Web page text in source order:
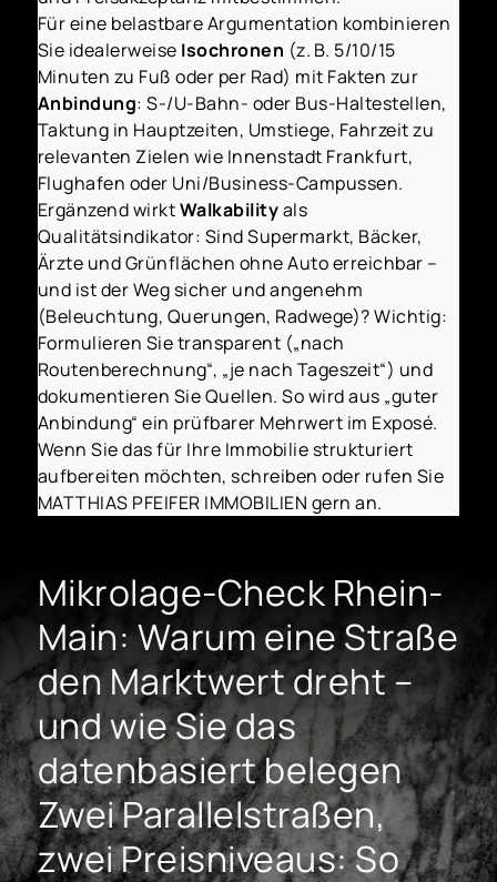
Für eine belastbare Argumentation kombinieren
Sie idealerweise Isochronen (z. B. 5/10/15
Minuten zu Fuß oder per Rad) mit Fakten zur
Anbindung: S-/U-Bahn- oder Bus-Haltestellen,
Taktung in Hauptzeiten, Umstiege, Fahrzeit zu
relevanten Zielen wie Innenstadt Frankfurt,
Flughafen oder Uni/Business-Campussen.
Ergänzend wirktWalkabilityals
Qualitätsindikator: Sind Supermarkt, Bäcker,
Ärzte und Grünflächen ohne Auto erreichbar –
und ist der Weg sicher und angenehm
(Beleuchtung, Querungen, Radwege)? Wichtig:
Formulieren Sie transparent („nach
Routenberechnung“, „je nach Tageszeit“) und
dokumentieren Sie Quellen. So wird aus „guter
Anbindung“ ein prüfbarer Mehrwert im Exposé.
Wenn Sie das für Ihre Immobilie strukturiert
aufbereiten möchten, schreiben oder rufen Sie
MATTHIAS PFEIFER IMMOBILIEN gern an.
Mikrolage-Check Rhein-
Main: Warum eine Straße
den Marktwert dreht –
und wie Sie das
datenbasiert belegen
Zwei Parallelstraßen,
zwei Preisniveaus: So